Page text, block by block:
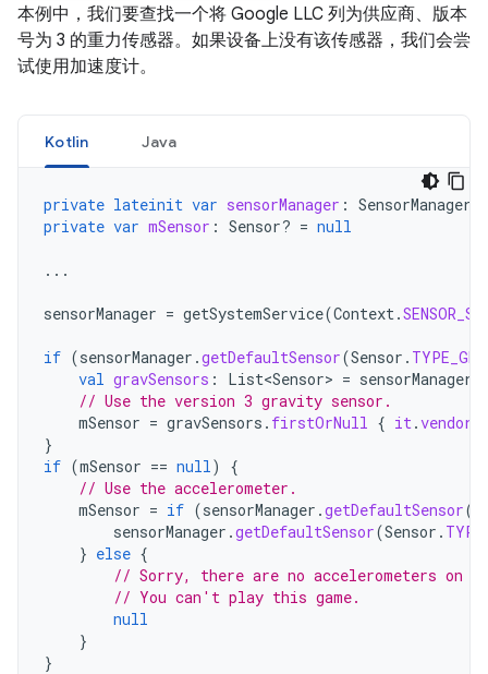
本例中，我们要查找一个将 Google LLC 列为供应商、版本
号为 3 的重力传感器。如果设备上没有该传感器，我们会尝
试使用加速度计。
Kotlin Java
private lateinit var sensorManager : SensorManager
private var mSensor : Sensor? = null
...
sensorManager = getSystemService(Context.
if (sensorManager .getDefaultSensor(Sensor .
val gravSensors : List<Sensor> = sensorManager
// Use the version 3 gravity sensor.
mSensor = gravSensors . firstOrNull { it.vendor
}
if (mSensor == null)
{
// Use the accelerometer.
mSensor = if (sensorManager .getDefaultSensor(
sensorManager .getDefaultSensor(Sensor .
} else {
// Sorry, there are no accelerometers on
// You can't play this game.
null
}
}